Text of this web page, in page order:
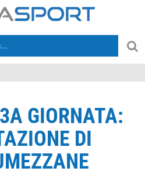
GIORNATA:
DI